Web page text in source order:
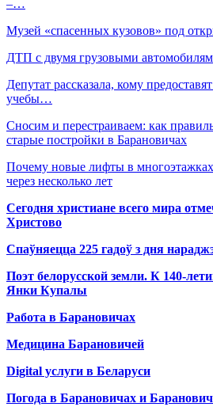
–…
Музей «спасенных кузовов» под
ДТП с двумя грузовыми
Депутат рассказала, кому
учебы…
Сносим и перестраиваем: как
старые постройки в Барановичах
Почему новые лифты в многоэтажках
через несколько лет
Сегодня христиане всего мира
Христово
Спаўняецца 225 гадоў з дня
Поэт белорусской земли. К 140-
Янки Купалы
Работа в Барановичах
Медицина Барановичей
Digital услуги в Беларуси
Погода в Барановичах и